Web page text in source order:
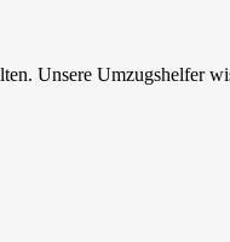
Unsere Umzugshelfer